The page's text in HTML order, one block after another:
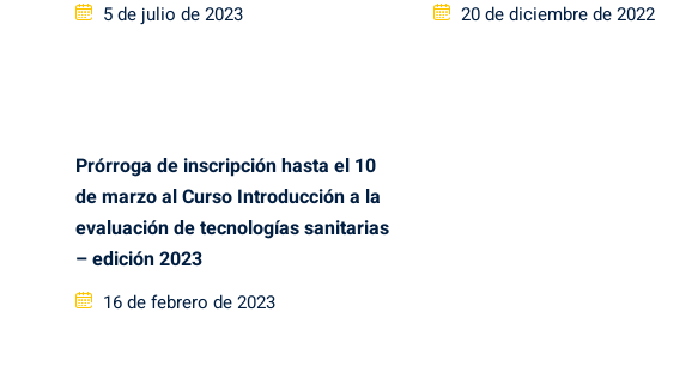
Posted
5 de julio de 2023
Posted
20 de diciembre de 2022
Prórroga de inscripción hasta el 10
de marzo al Curso Introducción a la
evaluación de tecnologías sanitarias
– edición 2023
Posted
16 de febrero de 2023